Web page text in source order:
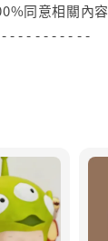
同意相關內容
- - - - - - - - - -